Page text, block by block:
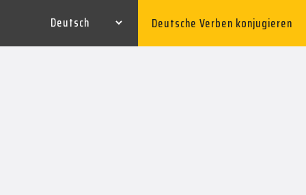
Deutsche Verben konjugieren